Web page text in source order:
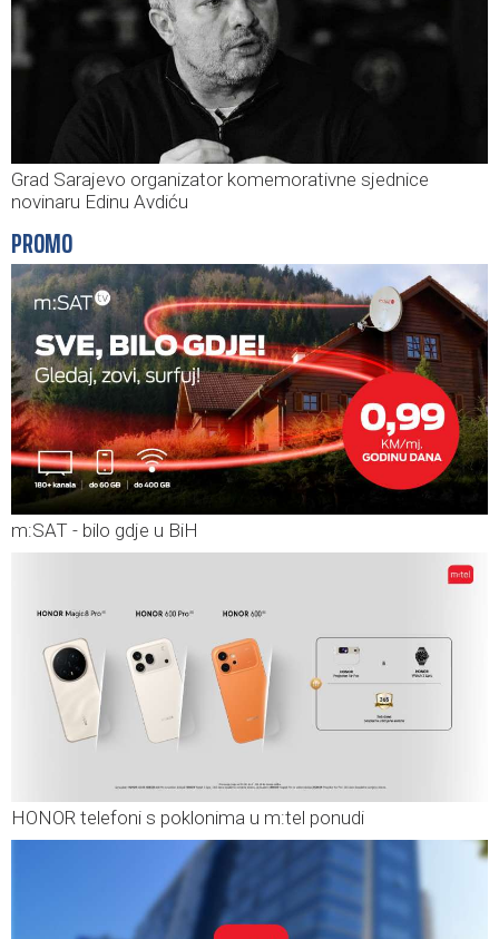
Grad Sarajevo organizator komemorativne sjednice
novinaru Edinu Avdiću
PROMO
m:SAT - bilo gdje u BiH
HONOR telefoni s poklonima u m:tel ponudi